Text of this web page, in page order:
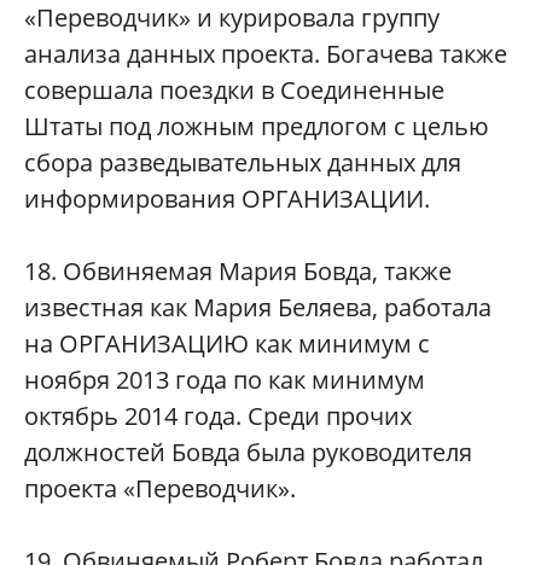
«Переводчик» и курировала группу
анализа данных проекта. Богачева также
совершала поездки в Соединенные
Штаты под ложным предлогом с целью
сбора разведывательных данных для
информирования ОРГАНИЗАЦИИ.
18. Обвиняемая Мария Бовда, также
известная как Мария Беляева, работала
на ОРГАНИЗАЦИЮ как минимум с
ноября 2013 года по как минимум
октябрь 2014 года. Среди прочих
должностей Бовда была руководителя
проекта «Переводчик».